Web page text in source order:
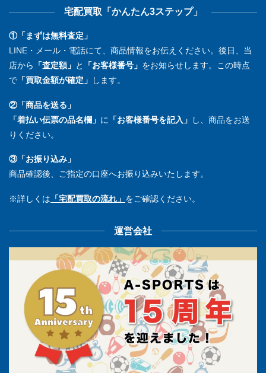
宅配買取「かんたん3ステップ」
①「まずは無料査定」
LINE・メール・電話にて、商品情報をお伝えください。後日、当
店から
「査定額」 と 「お客様番号」 をお知らせします。この時点
で 「買取金額が確定」 します。
②「商品を送る」
「着払い伝票の品名欄」 に 「お客様番号を記入」
し、商品をお送
りください。
③「お振り込み」
商品確認後、ご指定の口座へお振り込みいたします。
※詳しくは 「宅配買取の流れ」 をご確認ください。
運営会社